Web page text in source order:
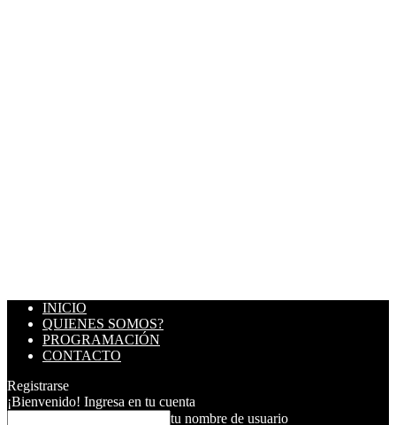
INICIO
QUIENES SOMOS?
PROGRAMACIÓN
CONTACTO
Registrarse
¡Bienvenido! Ingresa en tu cuenta
tu nombre de usuario